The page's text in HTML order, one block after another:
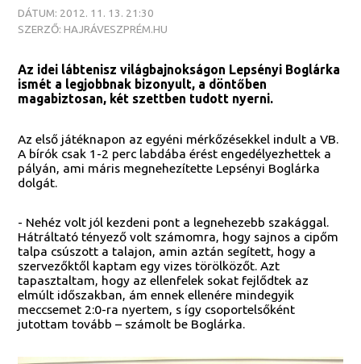
DÁTUM: 2012. 11. 13. 21:30
SZERZŐ: HAJRÁVESZPRÉM.HU
Az idei lábtenisz világbajnokságon Lepsényi Boglárka
ismét a legjobbnak bizonyult, a döntőben
magabiztosan, két szettben tudott nyerni.
Az első játéknapon az egyéni mérkőzésekkel indult a VB.
A bírók csak 1-2 perc labdába érést engedélyezhettek a
pályán, ami máris megnehezítette Lepsényi Boglárka
dolgát.
- Nehéz volt jól kezdeni pont a legnehezebb szakággal.
Hátráltató tényező volt számomra, hogy sajnos a cipőm
talpa csúszott a talajon, amin aztán segített, hogy a
szervezőktől kaptam egy vizes törölközőt. Azt
tapasztaltam, hogy az ellenfelek sokat fejlődtek az
elmúlt időszakban, ám ennek ellenére mindegyik
meccsemet 2:0-ra nyertem, s így csoportelsőként
jutottam tovább – számolt be Boglárka.